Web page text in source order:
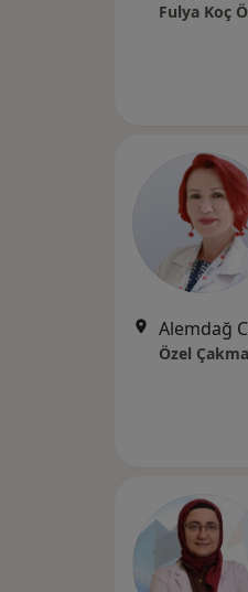
Fulya Koç
Özel